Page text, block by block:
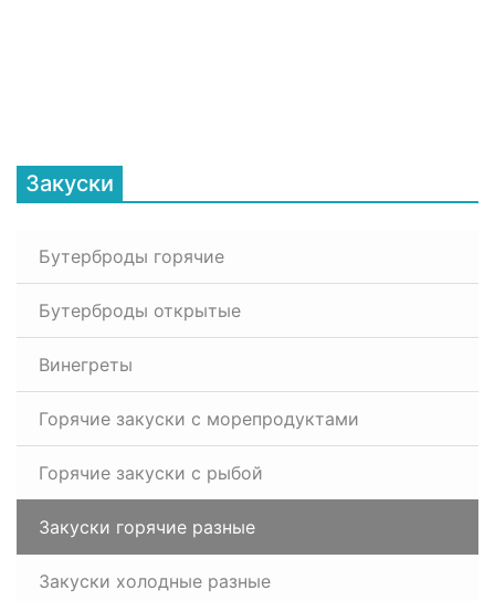
Закуски
Бутерброды горячие
Бутерброды открытые
Винегреты
Горячие закуски с морепродуктами
Горячие закуски с рыбой
Закуски горячие разные
Закуски холодные разные